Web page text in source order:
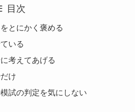
目次
とにかく褒める
いる
考えてあげる
け
試の判定を気にしない